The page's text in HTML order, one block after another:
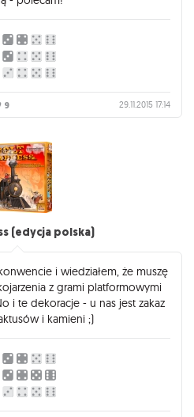
9 29.11.2015 17:14
(edycja polska)
i wiedziałem, że muszę
z grami platformowymi
i te dekoracje - u nas jest zakaz
i kamieni ;)